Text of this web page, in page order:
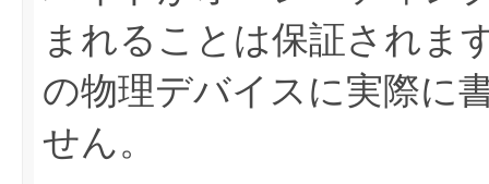
まれることは保証されま
の物理デバイスに実際に
せん。